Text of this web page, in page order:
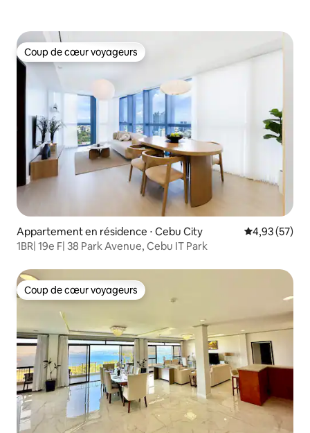
Coup de cœur voyageurs
Coup de cœur voyageurs
Appartement en résidence ⋅ Cebu City Évaluation
4,93 (57)
1BR| 19e F| 38 Park Avenue, Cebu IT Park
Coup de cœur voyageurs
Coup de cœur voyageurs